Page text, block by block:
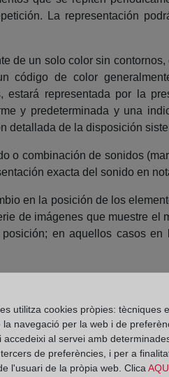
La representación
de un solo color sin
de color
representada por la
y predeterminada y una
detallada de la disposición
o combinación de sonidos
exacta del sonido en
en la posición de los
de imágenes que muestre
en aquellos casos
y sonido, o que los
de la imagen y del sonido.
con características
fotográfica que contengan
utilitza cookies pròpies: tècniques
navegació per la web i de
al servei amb
de preferències, i per a
l'usuari de la pròpia web. Clica